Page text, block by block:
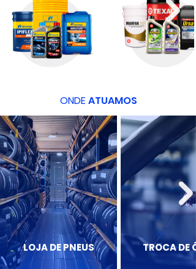
ONDE ATUAMOS
LOJA DE PNEUS TROCA DE